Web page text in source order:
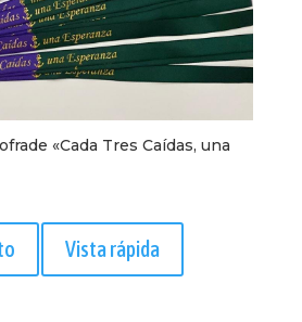
«Cada Tres Caídas, una
Vista rápida